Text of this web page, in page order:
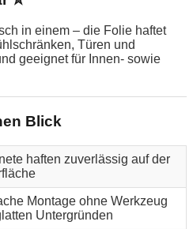
in einem – die Folie haftet
Türen und
geeignet für Innen- sowie
Blick
haften zuverlässig auf der
Montage ohne Werkzeug
Untergründen